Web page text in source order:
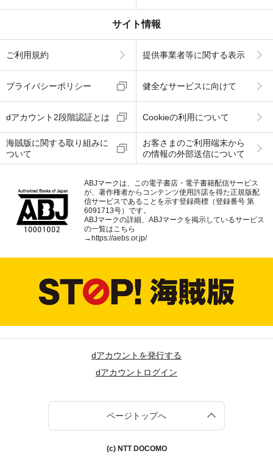
サイト情報
ご利用規約 提供事業者等に関する表示
プライバシーポリシー 健全なサービスに向けて
dアカウント2段階認証とは Cookieの利用について
海賊版に関する取り組みに
ついて
お客さまのご利用端末から
の情報の外部送信について
ABJマークは、この電子書店・電子書籍配信サービス
が、著作権者からコンテンツ使用許諾を得た正規版配
信サービスであることを示す登録商標（登録番号 第
6091713号）です。
ABJマークの詳細、ABJマークを掲示しているサービス
の一覧はこちら
→ https://aebs.or.jp/
dアカウントを発行する
dアカウントログイン
ページトップへ
(c) NTT DOCOMO